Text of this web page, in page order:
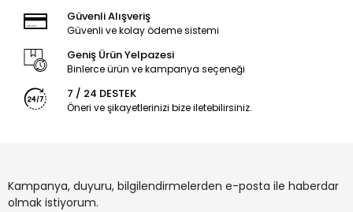
Güvenli Alışveriş
Güvenli ve kolay ödeme sistemi
Geniş Ürün Yelpazesi
Binlerce ürün ve kampanya seçeneği
7 / 24 DESTEK
Öneri ve şikayetlerinizi bize iletebilirsiniz.
Kampanya, duyuru, bilgilendirmelerden e-posta ile haberdar
olmak istiyorum.